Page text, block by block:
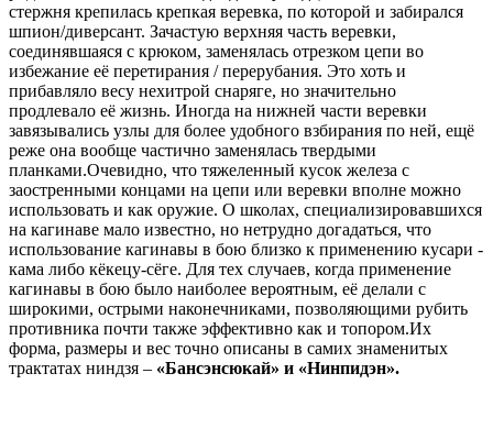
стержня крепилась крепкая веревка, по которой и забирался
шпион/диверсант. Зачастую верхняя часть веревки,
соединявшаяся с крюком, заменялась отрезком цепи во
избежание её перетирания / перерубания. Это хоть и
прибавляло весу нехитрой снаряге, но значительно
продлевало её жизнь. Иногда на нижней части веревки
завязывались узлы для более удобного взбирания по ней, ещё
реже она вообще частично заменялась твердыми
планками.Очевидно, что тяжеленный кусок железа с
заостренными концами на цепи или веревки вполне можно
использовать и как оружие. О школах, специализировавшихся
на кагинаве мало известно, но нетрудно догадаться, что
использование кагинавы в бою близко к применению кусари -
кама либо кёкецу-сёге. Для тех случаев, когда применение
кагинавы в бою было наиболее вероятным, её делали с
широкими, острыми наконечниками, позволяющими рубить
противника почти также эффективно как и топором.Их
форма, размеры и вес точно описаны в самих знаменитых
трактатах ниндзя – «Бансэнсюкай» и «Нинпидэн».